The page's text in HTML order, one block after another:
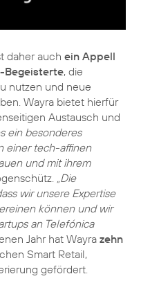
daher auch ein Appell
Begeisterte, die
nutzen und neue
Wayra bietet hierfür
Austausch und
ein besonderes
einer tech-affinen
und mit ihrem
„Die
wir unsere Expertise
können und wir
an Telefónica
Jahr hat Wayra zehn
Smart Retail,
gefördert.